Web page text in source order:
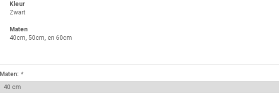
Kleur
Zwart
Maten
40cm, 50cm, en 60cm
Maten: *